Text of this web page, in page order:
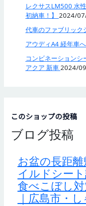
レクサスLM500 水
初納車！】 2024/
代車のファブリック
アウディA4 経年車
コンビネーション
アクア 新車2024/
このショップの投稿
ブログ投稿
お盆の長距
イルドシー
食べこぼし
｜広島市・